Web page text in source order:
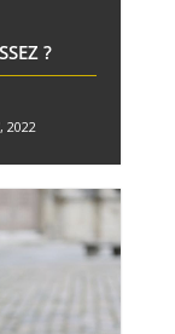
?
2022